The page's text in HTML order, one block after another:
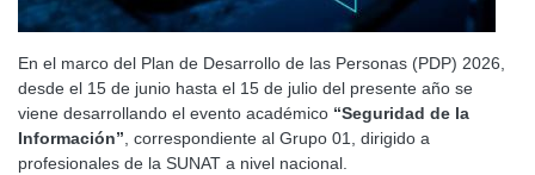
En el marco del Plan de Desarrollo de las Personas (PDP) 2026,
desde el 15 de junio hasta el 15 de julio del presente año se
viene desarrollando el evento académico “Seguridad de la
Información” , correspondiente al Grupo 01, dirigido a
profesionales de la SUNAT a nivel nacional.